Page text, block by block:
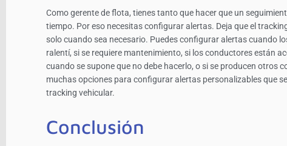
Como gerente de flota, tienes tanto que hacer que un
tiempo. Por eso necesitas configurar alertas. Deja que el
solo cuando sea necesario. Puedes configurar alertas cuando
ralentí, si se requiere mantenimiento, si los conductores están
cuando se supone que no debe hacerlo, o si se producen otros
muchas opciones para configurar alertas personalizables que
tracking vehicular.
Conclusión